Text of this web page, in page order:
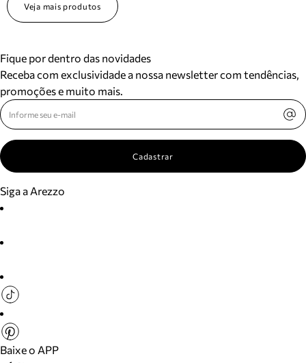
Veja mais produtos
Fique por dentro das novidades
Receba com exclusividade a nossa newsletter com tendências,
promoções e muito mais.
Cadastrar
Siga a Arezzo
Baixe o APP